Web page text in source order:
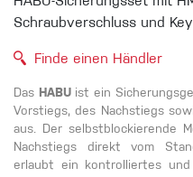
Schraubverschluss und
Finde einen Händler
Das HABUist ein
Vorstiegs, des Nachstiegs
aus. Der selbstblockierende
Nachstiegs direkt vom
erlaubt ein kontrolliertes und